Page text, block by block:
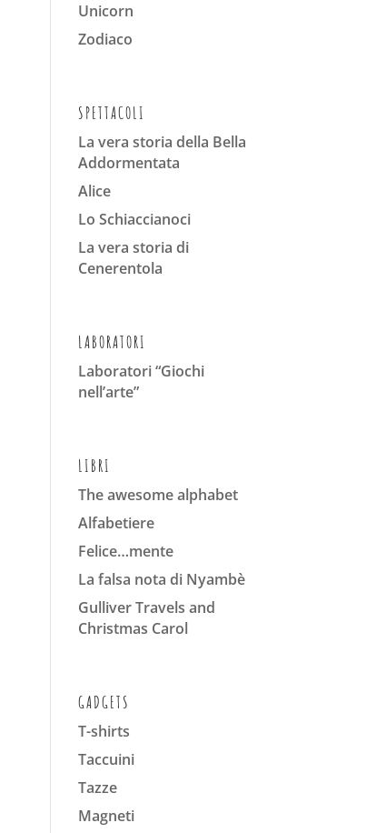
Unicorn
Zodiaco
SPETTACOLI
La vera storia della Bella
Addormentata
Alice
Lo Schiaccianoci
La vera storia di
Cenerentola
LABORATORI
Laboratori “Giochi
nell’arte”
LIBRI
The awesome alphabet
Alfabetiere
Felice…mente
La falsa nota di Nyambè
Gulliver Travels and
Christmas Carol
GADGETS
T-shirts
Taccuini
Tazze
Magneti